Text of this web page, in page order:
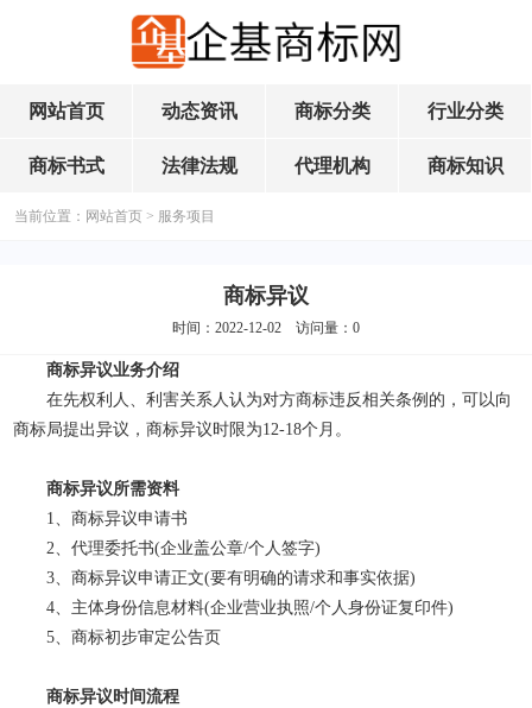
网站首页 动态资讯 商标分类 行业分类
商标书式 法律法规 代理机构 商标知识
当前位置： 网站首页 > 服务项目
商标异议
时间：2022-12-02 访问量： 0
商标异议业务介绍
在先权利人、利害关系人认为对方商标违反相关条例的，可以向
商标局提出异议，商标异议时限为12-18个月。
商标异议所需资料
1、商标异议申请书
2、代理委托书(企业盖公章/个人签字)
3、商标异议申请正文(要有明确的请求和事实依据)
4、主体身份信息材料(企业营业执照/个人身份证复印件)
5、商标初步审定公告页
商标异议时间流程